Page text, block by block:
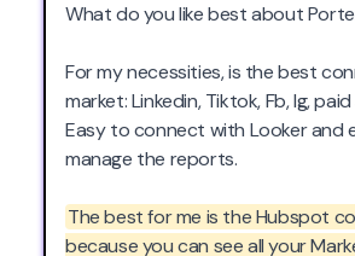
What do you like best about
For my necessities, is the best
market: Linkedin, Tiktok, Fb, Ig,
Easy to connect with Looker and
manage the reports.
The best for me is the Hubspot
because you can see all your